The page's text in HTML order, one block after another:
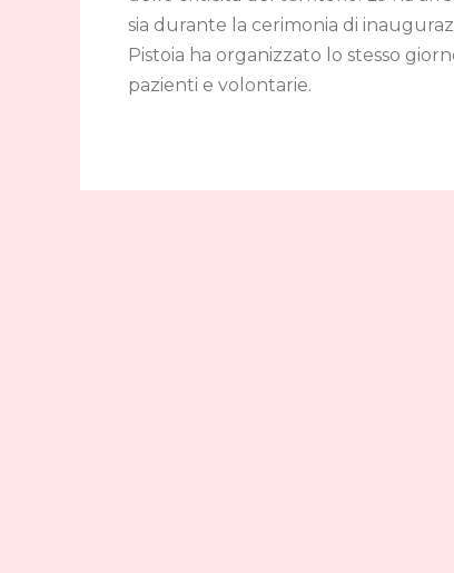
sia durante la cerimonia di
Pistoia ha organizzato lo stesso
pazienti e volontarie.